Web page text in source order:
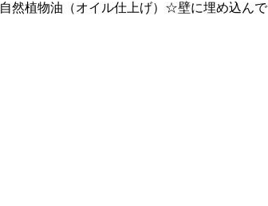
然植物油（オイル仕上げ）☆壁に埋め込んで